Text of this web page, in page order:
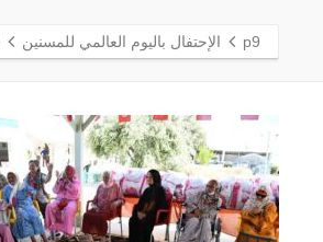
p9 الإحتفال باليوم العالمي للمسنين